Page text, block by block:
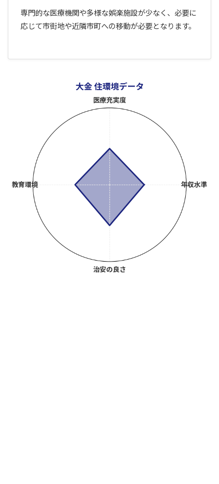
専門的な医療機関や多様な娯楽施設が少なく、必要に
応じて市街地や近隣市町への移動が必要となります。